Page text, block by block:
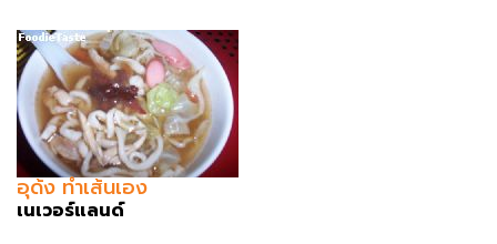
อุด้ง ทำเส้นเอง
เนเวอร์แลนด์